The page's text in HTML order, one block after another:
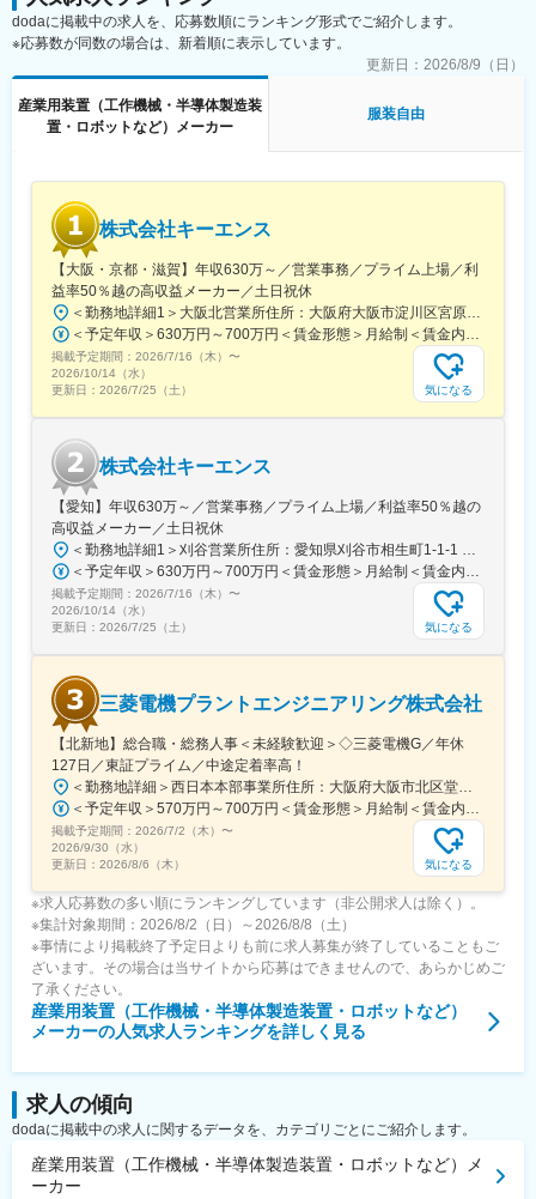
・オシロやロジアナ等測定器を使用しての実機評価、評価報告
書作成
・現行モデルを理解頂き、将来のモデルチェンジ・新製品に対
きます
・量産モデルをカスタマイズした特注モデルにも対応して頂き
るって頂きたいと考えております
■組織構成：
ハード設計・ソフト担当も含め7名体制で、30代6名、50代1名で
構成されています。
■教育環境：
入社後まずは当社の製品を理解頂き、その後簡単な案件からアサ
インをしていきます。新卒の配属実績もありベテラン社員も多い
■社風：
ベテラン、新入社員を問わず、仕事に関する意見を自由に発言で
きる社風です。また、ものづくりを追求する為にはストレスの軽
減が重要と考えております。
リラックスできる職場を促進するため、コミュニケーション予算
を導入して社員の繋がり強化にも努めています。
■当社について：
当社は、設立60年以上の歴史を持つ精密機械メーカーです。創業
れた隕石の分析や、物質材料の基礎研究、半導体装置の検査な
ど、高度な研究課題の解決に役立つような製品を製作していま
す。これらの製品に関わる社員も、技術の追求を通じて世界で活
躍しています。
dodaに掲載中の求人を、応募数順にランキング形式でご紹介します。
※応募数が同数の場合は、新着順に表示しています。
更新日： 2026/8/9（日）
産業用装置（工作機械・半導体製造装
置・ロボットなど）メーカー
服装自由
株式会社キーエンス
【大阪・京都・滋賀】年収630万～／営業事務／プライム上場／利
益率50％越の高収益メーカー／土日祝休
＜勤務地詳細1＞大阪北営業所住所：大阪府大阪市淀川区宮原3-5-36 新大阪トラストタワー勤務地最寄駅：新大阪駅受動喫煙対策：敷地内喫煙可能場所あり＜勤務地詳細2＞京都営業所住所：京都府京都市下京区四条通室町東入函谷鉾町101 アーバンネット四条烏丸ビル受動喫煙対策：屋内全面禁煙＜勤務地詳細3＞滋賀営業所住所：滋賀県大津市中央2-2-6 受動喫煙対策：屋内全面禁煙変更の範囲：会社の定める事業所
＜予定年収＞630万円～700万円＜賃金形態＞月給制＜賃金内訳＞月額（基本給）：279,000円～281,000円＜月給＞279,000円～281,000円＜昇給有無＞有＜残業手当＞有＜給与補足＞上記は入社初年度の想定年収です。※月給の金額とは別で、残業代、業績賞与支給有り※賞与：年4回、昇給：年1～2回※経験・能力等を考慮の上、同社規定により待遇を決定します※年収は会社業績によって変動することがあります賃金はあくまでも目安の金額であり、選考を通じて上下する可能性があります。月給(月額)は固定手当を含めた表記です。
掲載予定期間： 2026/7/16（木） 〜
2026/10/14（水）
更新日： 2026/7/25（土） 気になる
株式会社キーエンス
【愛知】年収630万～／営業事務／プライム上場／利益率50％越の
高収益メーカー／土日祝休
＜勤務地詳細1＞刈谷営業所住所：愛知県刈谷市相生町1-1-1 アドバンス・スクエア刈谷勤務地最寄駅：JR線／刈谷駅受動喫煙対策：敷地内喫煙可能場所あり＜勤務地詳細2＞一宮営業所住所：愛知県一宮市本町2-2-2 JES一宮ビル勤務地最寄駅：JR線／尾張一宮駅受動喫煙対策：敷地内喫煙可能場所あり＜勤務地詳細3＞名古屋営業所住所：愛知県名古屋市中区錦2-4-15 ORE錦二丁目ビル勤務地最寄駅：丸の内駅受動喫煙対策：敷地内喫煙可能場所あり変更の範囲：会社の定める事業所
＜予定年収＞630万円～700万円＜賃金形態＞月給制＜賃金内訳＞月額（基本給）：279,000円～281,000円＜月給＞279,000円～281,000円＜昇給有無＞有＜残業手当＞有＜給与補足＞上記は入社初年度の想定年収です。※月給の金額とは別で、残業代、業績賞与支給有り※賞与：年4回、昇給：年1～2回※経験・能力等を考慮の上、同社規定により待遇を決定します※年収は会社業績によって変動することがあります賃金はあくまでも目安の金額であり、選考を通じて上下する可能性があります。月給(月額)は固定手当を含めた表記です。
掲載予定期間： 2026/7/16（木） 〜
2026/10/14（水）
更新日： 2026/7/25（土） 気になる
三菱電機プラントエンジニアリング株式会社
【北新地】総合職・総務人事＜未経験歓迎＞◇三菱電機G／年休
127日／東証プライム／中途定着率高！
＜勤務地詳細＞西日本本部事業所住所：大阪府大阪市北区堂島2-2-2 勤務地最寄駅：JR東西線／北新地駅受動喫煙対策：屋内喫煙可能場所あり変更の範囲：会社の定める事業所
＜予定年収＞570万円～700万円＜賃金形態＞月給制＜賃金内訳＞月額（基本給）：295,000円～335,000円＜月給＞295,000円～335,000円＜昇給有無＞有＜残業手当＞有＜給与補足＞※上記年収は想定残業時間20～30時間込みの金額となります。※上記はあくまで想定年収です。経験・スキルに応じて決定します。■昇給：年1回■賞与：年2回（6月・12月）※実績あり賃金はあくまでも目安の金額であり、選考を通じて上下する可能性があります。月給(月額)は固定手当を含めた表記です。
掲載予定期間： 2026/7/2（木） 〜
2026/9/30（水）
更新日： 2026/8/6（木） 気になる
※求人応募数の多い順にランキングしています（非公開求人は除く）。
※集計対象期間：2026/8/2（日）～2026/8/8（土）
※事情により掲載終了予定日よりも前に求人募集が終了していることもご
ざいます。その場合は当サイトから応募はできませんので、あらかじめご
了承ください。
産業用装置（工作機械・半導体製造装置・ロボットなど）
メーカーの人気求人ランキングを詳しく見る
求人の傾向
dodaに掲載中の求人に関するデータを、カテゴリごとにご紹介します。
産業用装置（工作機械・半導体製造装置・ロボットなど）メ
ーカー